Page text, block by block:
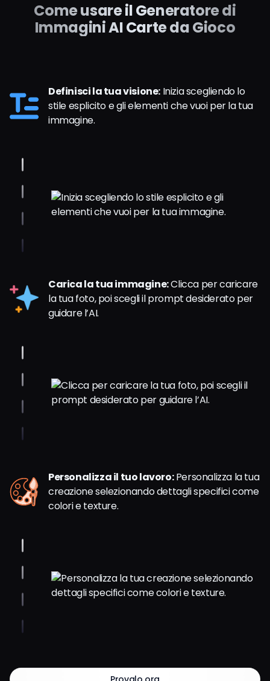
Come usare il Generatore di
Immagini AI Carte da Gioco
Definisci la tua visione: Inizia scegliendo lo
stile esplicito e gli elementi che vuoi per la tua
immagine.
Carica la tua immagine:Clicca per caricare
la tua foto, poi scegli il prompt desiderato per
guidare l’AI.
Personalizza il tuo lavoro:Personalizza la tua
creazione selezionando dettagli specifici come
colori e texture.